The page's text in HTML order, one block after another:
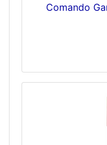
Comando